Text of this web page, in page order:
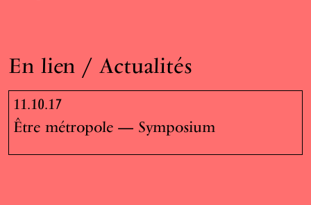
En lien / Actualités
11.10.17
Être métropole — Symposium